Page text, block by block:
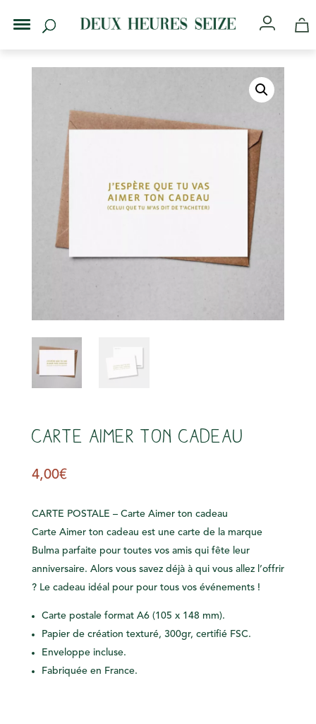
Carte Aimer ton cadeau
4,00€
CARTE POSTALE – Carte Aimer ton cadeau
Carte Aimer ton cadeau est une carte de la marque
Bulma parfaite pour toutes vos amis qui fête leur
anniversaire. Alors vous savez déjà à qui vous allez l’offrir
? Le cadeau idéal pour pour tous vos événements !
Carte postale format A6 (105 x 148 mm).
Papier de création texturé, 300gr, certifié FSC.
Enveloppe incluse.
Fabriquée en France.